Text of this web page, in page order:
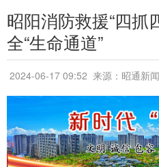
昭阳消防救援“四抓
全“生命通道”
2024-06-17 09:52 来源：昭通新